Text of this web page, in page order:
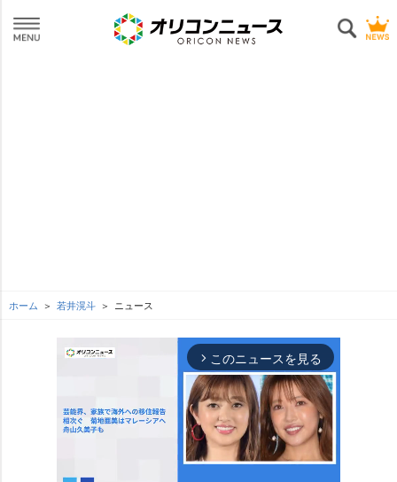
ホーム 若井滉斗 ニュース
arrow_forward_ios このニュースを見る